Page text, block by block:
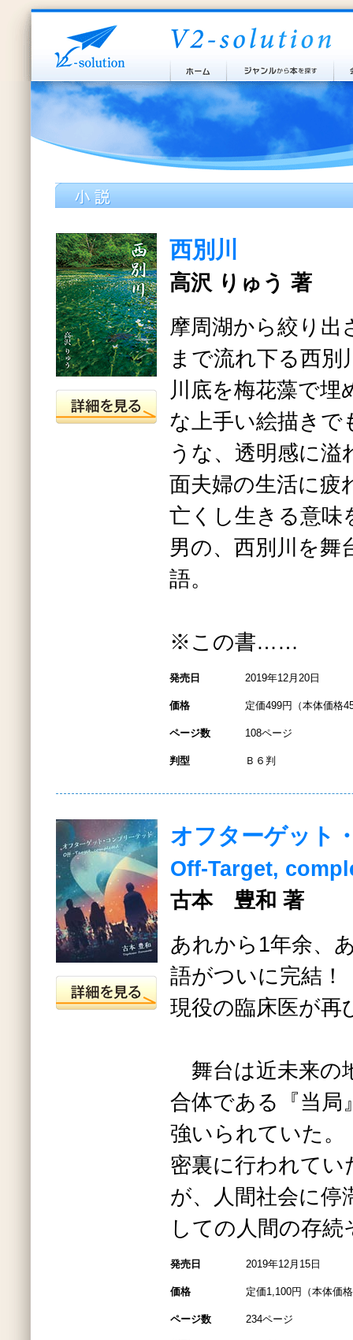
西別川
高沢 りゅう 著
摩周湖から絞り出
まで流れ下る西別
川底を梅花藻で埋
な上手い絵描きで
うな、透明感に溢
面夫婦の生活に疲
亡くし生きる意味
男の、西別川を舞
語。
※この書……
発売日 2019年12月20日
価格 定価499円（本体価格
ページ数 108ページ
判型 Ｂ６判
オフターゲット
Off-Target,
古本 豊和 著
あれから1年余、
語がついに完結！
現役の臨床医が再
舞台は近未来の
合体である『当局
強いられていた。
密裏に行われてい
が、人間社会に停
しての人間の存
発売日 2019年12月15日
価格 定価1,100円（本体価
ページ数 234ページ